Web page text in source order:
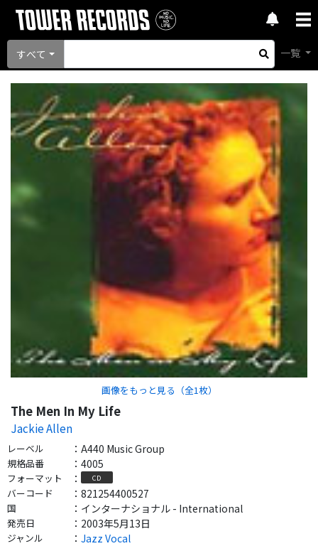
すべて 一覧
画像をもっと見る（全1枚）
The Men In My Life
Jackie Allen
レーベル ： A440 Music Group
規格品番 ： 4005
フォーマット ： CD
バーコード ： 821254400527
国 ： インターナショナル - International
発売日 ： 2003年5月13日
ジャンル ： Jazz Vocal